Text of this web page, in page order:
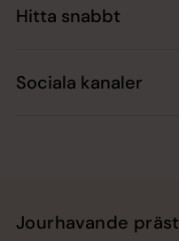
Hitta snabbt
Sociala kanaler
Jourhavande präst